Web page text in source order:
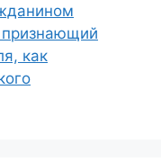
признающий
как